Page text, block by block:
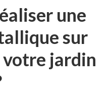
une
sur
votre jardin